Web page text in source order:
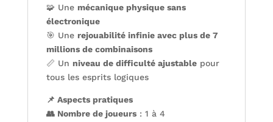
🧩 Une mécanique physique sans
électronique
🎯 Une rejouabilité infinie avec plus de 7
millions de combinaisons
📏 Un niveau de difficulté ajustablepour
tous les esprits logiques
📌 Aspects pratiques
👥 Nombre de joueurs: 1 à 4